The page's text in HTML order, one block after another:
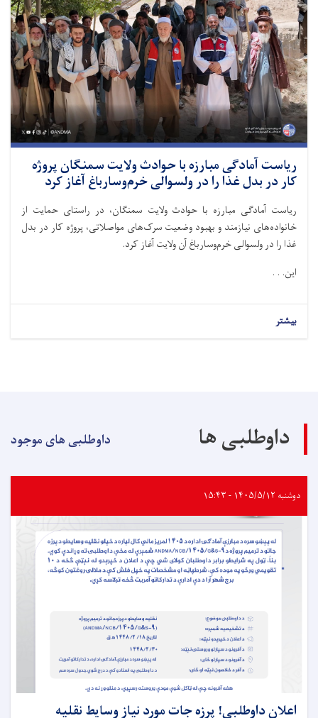
ریاست آمادگی مبارزه با حوادث ولایت سمنگان پروژه
کار در بدل غذا را در ولسوالی خرم‌وسارباغ آغاز کرد
ریاست آمادگی مبارزه با حوادث ولایت سمنگان، در راستای حمایت از
خانواده‌های نیازمند و بهبود وضعیت سرک‌های مواصلاتی، پروژه کار در بدل
غذا را در ولسوالی خرم‌وسارباغ آن ولایت آغاز کرد.
این. . .
بیشتر
داوطلبی ها داوطلبی های موجود
دوشنبه ۱۴۰۵/۵/۱۲ - ۱۵:۴۳
اعلان داوطلبی! پرزه جات مورد نیاز وسایط نقلیه